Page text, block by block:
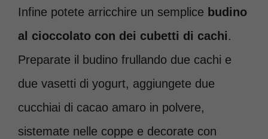
Infine potete arricchire un semplice budino
al cioccolato con dei cubetti di cachi.
Preparate il budino frullando due cachi e
due vasetti di yogurt, aggiungete due
cucchiai di cacao amaro in polvere,
sistemate nelle coppe e decorate con